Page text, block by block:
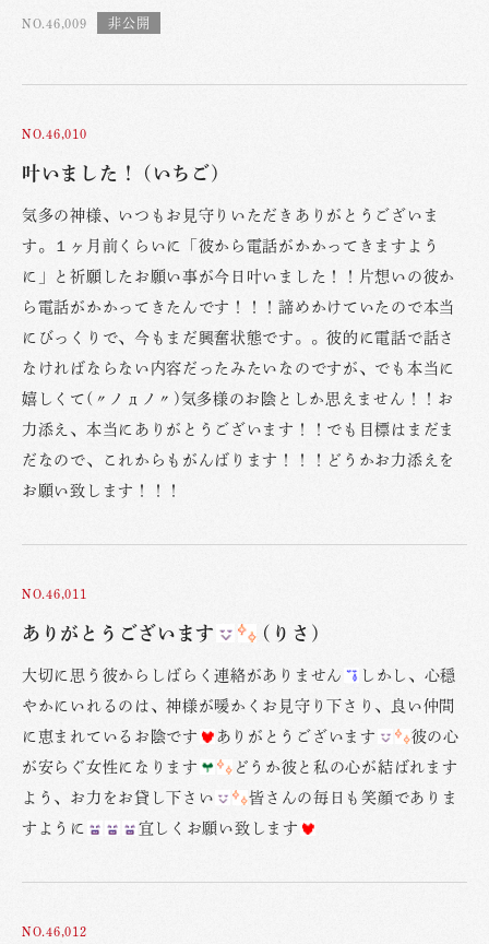
NO.46,009
NO.46,010
叶いました！ (いちご)
気多の神様、いつもお見守りいただきありがとうございま
す。１ヶ月前くらいに「彼から電話がかかってきますよう
に」と祈願したお願い事が今日叶いました！！片想いの彼か
ら電話がかかってきたんです！！！諦めかけていたので本当
にびっくりで、今もまだ興奮状態です。。彼的に電話で話さ
なければならない内容だったみたいなのですが、でも本当に
嬉しくて(〃ノдノ〃)気多様のお陰としか思えません！！お
力添え、本当にありがとうございます！！でも目標はまだま
だなので、これからもがんばります！！！どうかお力添えを
お願い致します！！！
NO.46,011
ありがとうございます (りさ)
大切に思う彼からしばらく連絡がありません
しかし、心穏
やかにいれるのは、神様が暖かくお見守り下さり、良い仲間
に恵まれているお陰です
ありがとうございます
彼の心
が安らぐ女性になります
どうか彼と私の心が結ばれます
よう、お力をお貸し下さい
皆さんの毎日も笑顔でありま
すように
宜しくお願い致します
NO.46,012